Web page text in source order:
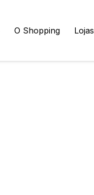
O Shopping Lojas